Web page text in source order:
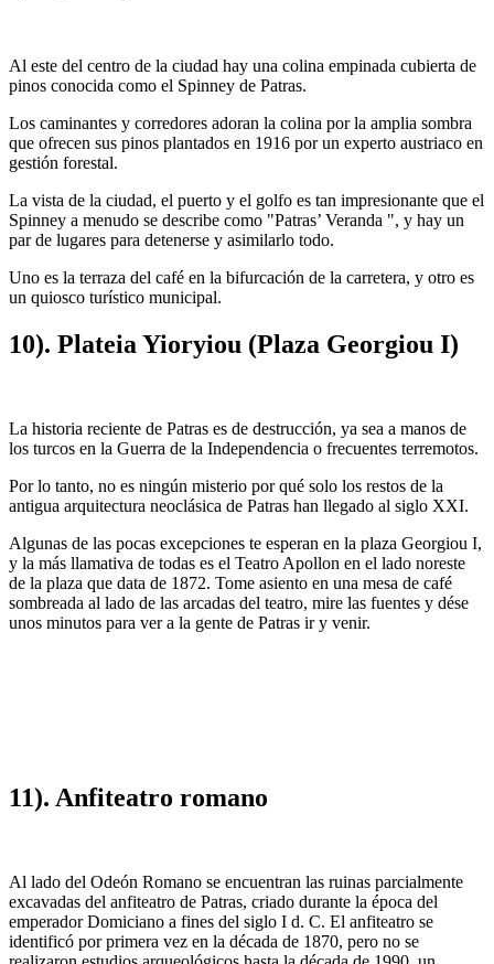
Al este del centro de la ciudad hay una colina empinada cubierta de
pinos conocida como el Spinney de Patras.
Los caminantes y corredores adoran la colina por la amplia sombra
que ofrecen sus pinos plantados en 1916 por un experto austriaco en
gestión forestal.
La vista de la ciudad, el puerto y el golfo es tan impresionante que el
Spinney a menudo se describe como "Patras’ Veranda ", y hay un
par de lugares para detenerse y asimilarlo todo.
Uno es la terraza del café en la bifurcación de la carretera, y otro es
un quiosco turístico municipal.
10). Plateia Yioryiou (Plaza Georgiou I)
La historia reciente de Patras es de destrucción, ya sea a manos de
los turcos en la Guerra de la Independencia o frecuentes terremotos.
Por lo tanto, no es ningún misterio por qué solo los restos de la
antigua arquitectura neoclásica de Patras han llegado al siglo XXI.
Algunas de las pocas excepciones te esperan en la plaza Georgiou I,
y la más llamativa de todas es el Teatro Apollon en el lado noreste
de la plaza que data de 1872. Tome asiento en una mesa de café
sombreada al lado de las arcadas del teatro, mire las fuentes y dése
unos minutos para ver a la gente de Patras ir y venir.
11). Anfiteatro romano
Al lado del Odeón Romano se encuentran las ruinas parcialmente
excavadas del anfiteatro de Patras, criado durante la época del
emperador Domiciano a fines del siglo I d. C. El anfiteatro se
identificó por primera vez en la década de 1870, pero no se